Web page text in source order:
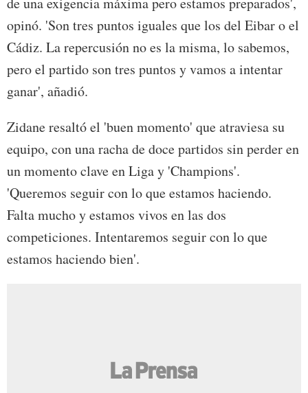
opinó. 'Son tres puntos iguales que los del Eibar o el
Cádiz. La repercusión no es la misma, lo sabemos,
pero el partido son tres puntos y vamos a intentar
ganar', añadió.
Zidane resaltó el 'buen momento' que atraviesa su
equipo, con una racha de doce partidos sin perder en
un momento clave en Liga y 'Champions'.
'Queremos seguir con lo que estamos haciendo.
Falta mucho y estamos vivos en las dos
competiciones. Intentaremos seguir con lo que
estamos haciendo bien'.